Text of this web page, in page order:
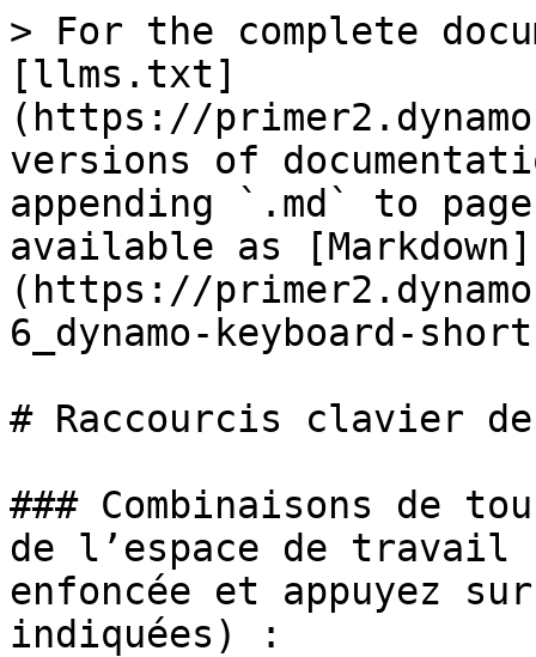
> For the complete
[llms.txt]
(https://
versions of
appending `.md` to
available as [Markdown]
(https://
6_dynamo-keyboard-
# Raccourcis clavier de
### Combinaisons de
de l’espace de travail
enfoncée et appuyez
indiquées) :